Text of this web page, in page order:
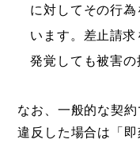
に対してその行
います。差止請
発覚しても被害の
なお、一般的な契
違反した場合は「